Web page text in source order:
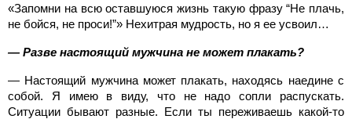
«Запомни на всю оставшуюся жизнь такую фразу “Не плачь,
не бойся, не проси!”» Нехитрая мудрость, но я ее усвоил…
— Разве настоящий мужчина не может плакать?
— Настоящий мужчина может плакать, находясь наедине с
собой. Я имею в виду, что не надо сопли распускать.
Ситуации бывают разные. Если ты переживаешь какой-то